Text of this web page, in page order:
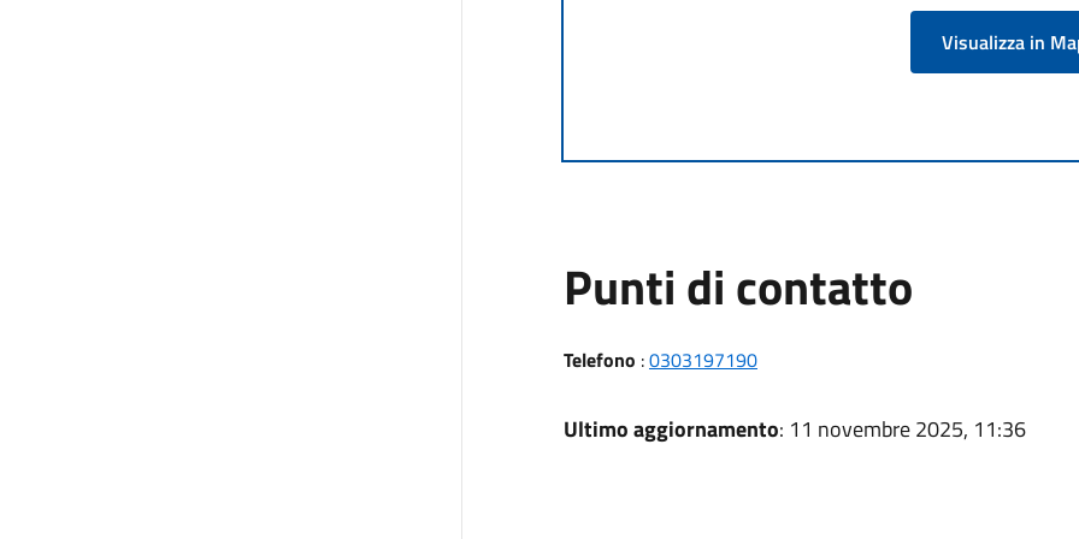
Visualizza in
Punti di contatto
Telefono :0303197190
Ultimo aggiornamento: 11 novembre 2025, 11:36